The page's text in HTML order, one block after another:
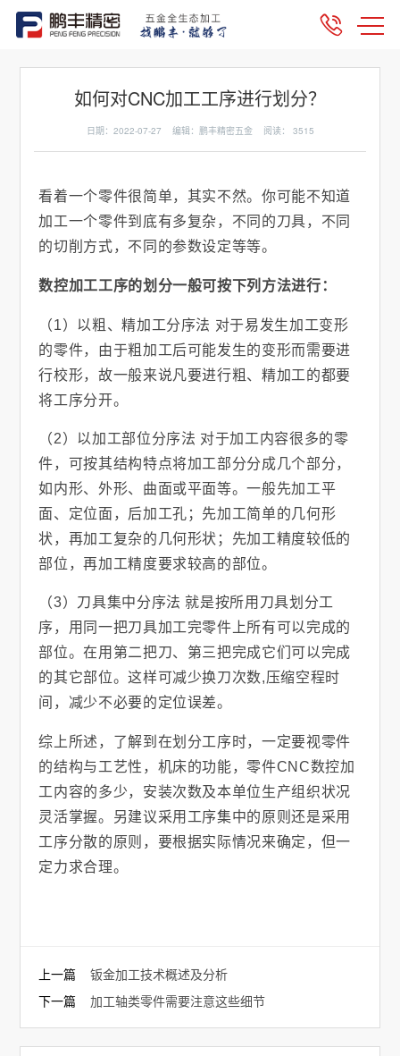
如何对CNC加工工序进行划分？
日期：2022-07-27 编辑：鹏丰精密五金 阅读： 3515
看着一个零件很简单，其实不然。你可能不知道
加工一个零件到底有多复杂，不同的刀具，不同
的切削方式，不同的参数设定等等。
数控加工工序的划分一般可按下列方法进行：
（1）以粗、精加工分序法 对于易发生加工变形
的零件，由于粗加工后可能发生的变形而需要进
行校形，故一般来说凡要进行粗、精加工的都要
将工序分开。
（2）以加工部位分序法 对于加工内容很多的零
件，可按其结构特点将加工部分分成几个部分，
如内形、外形、曲面或平面等。一般先加工平
面、定位面，后加工孔；先加工简单的几何形
状，再加工复杂的几何形状；先加工精度较低的
部位，再加工精度要求较高的部位。
（3）刀具集中分序法 就是按所用刀具划分工
序，用同一把刀具加工完零件上所有可以完成的
部位。在用第二把刀、第三把完成它们可以完成
的其它部位。这样可减少换刀次数,压缩空程时
间，减少不必要的定位误差。
综上所述，了解到在划分工序时，一定要视零件
的结构与工艺性，机床的功能，零件CNC数控加
工内容的多少，安装次数及本单位生产组织状况
灵活掌握。另建议采用工序集中的原则还是采用
工序分散的原则，要根据实际情况来确定，但一
定力求合理。
上一篇钣金加工技术概述及分析
下一篇加工轴类零件需要注意这些细节